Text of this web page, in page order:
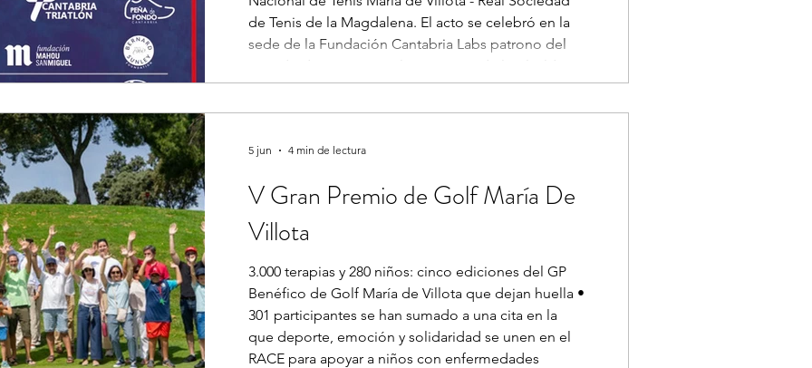
de Tenis de la Magdalena. El acto se celebró en la
sede de la Fundación Cantabria Labs patrono del
de Santander Gema Igual. La Alcaldesa repasó los
trece años de esta gran clásica benéfica en favor de
“Primera Estrella” q
V Gran Premio de Golf María De
Villota
3.000 terapias y 280 niños: cinco ediciones del GP
Benéfico de Golf María de Villota que dejan huella •
301 participantes se han sumado a una cita en la
que deporte, emoción y solidaridad se unen en el
RACE para apoyar a niños con enfermedades
5 jun 4 min de lectura